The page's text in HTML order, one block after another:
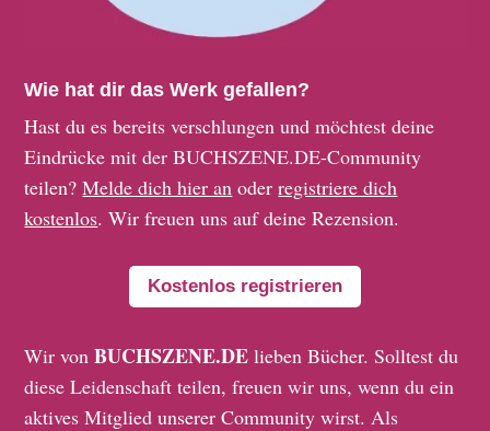
Wie hat dir das Werk gefallen?
Hast du es bereits verschlungen und möchtest deine
Eindrücke mit der BUCHSZENE.DE-Community
teilen?Melde dich hier an oderregistriere dich
kostenlos. Wir freuen uns auf deine Rezension.
Kostenlos registrieren
Wir vonBUCHSZENE.DE lieben Bücher. Solltest du
diese Leidenschaft teilen, freuen wir uns, wenn du ein
aktives Mitglied unserer Community wirst. Als